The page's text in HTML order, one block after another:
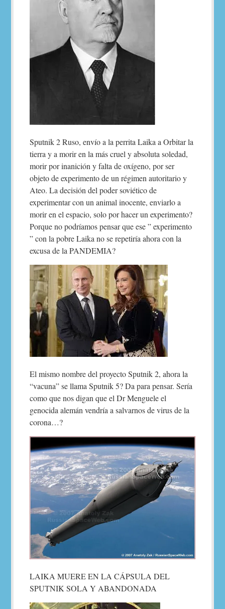
Sputnik 2 Ruso, envío a la perrita Laika a Orbitar la
tierra y a morir en la más cruel y absoluta soledad,
morir por inanición y falta de oxígeno, por ser
objeto de experimento de un régimen autoritario y
Ateo. La decisión del poder soviético de
experimentar con un animal inocente, enviarlo a
morir en el espacio, solo por hacer un experimento?
Porque no podríamos pensar que ese ” experimento
” con la pobre Laika no se repetiría ahora con la
excusa de la PANDEMIA?
El mismo nombre del proyecto Sputnik 2, ahora la
“vacuna” se llama Sputnik 5? Da para pensar. Sería
como que nos digan que el Dr Menguele el
genocida alemán vendría a salvarnos de virus de la
corona…?
LAIKA MUERE EN LA CÁPSULA DEL
SPUTNIK SOLA Y ABANDONADA